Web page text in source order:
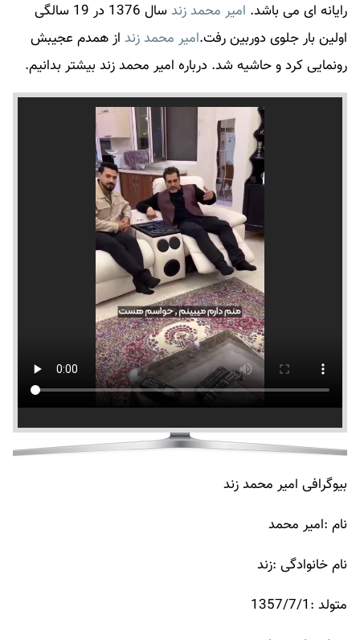
رایانه ای می باشد. امیر محمد زند
سال 1376 در 19 سالگی
اولین بار جلوی دوربین رفت.امیر محمد زند از همدم عجیبش
رونمایی کرد و حاشیه شد. درباره امیر محمد زند بیشتر بدانیم.
بیوگرافی امیر محمد زند
نام :امیر محمد
نام خانوادگی :زند
متولد :1357/7/1